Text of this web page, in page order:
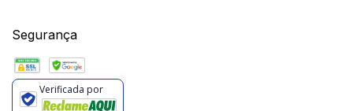
Segurança
Verificada por